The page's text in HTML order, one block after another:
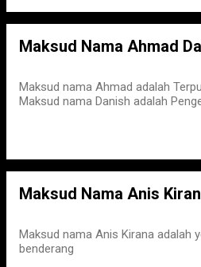
Maksud Nama Ahmad
Maksud nama Ahmad adalah
Maksud nama Danish adalah
Maksud Nama Anis
Maksud nama Anis Kirana adalah
benderang